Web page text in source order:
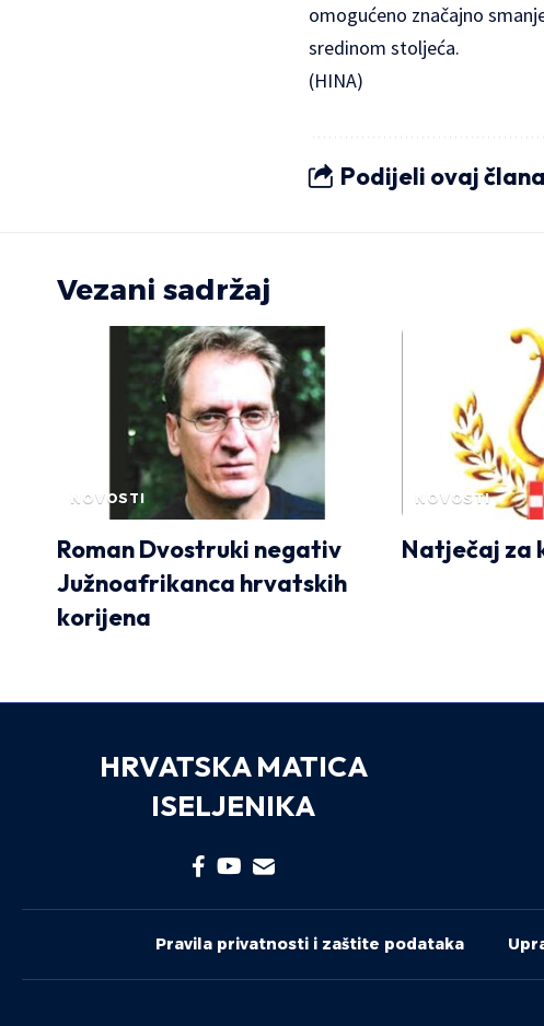
omogućeno značajno
sredinom stoljeća.
(HINA)
Podijeli ovaj
Vezani sadržaj
NOVOSTI
Roman Dvostruki negativ
Južnoafrikanca hrvatskih
korijena
NOVOSTI
Natječaj za
HRVATSKA MATICA
ISELJENIKA
Pravila privatnosti i zaštite podataka